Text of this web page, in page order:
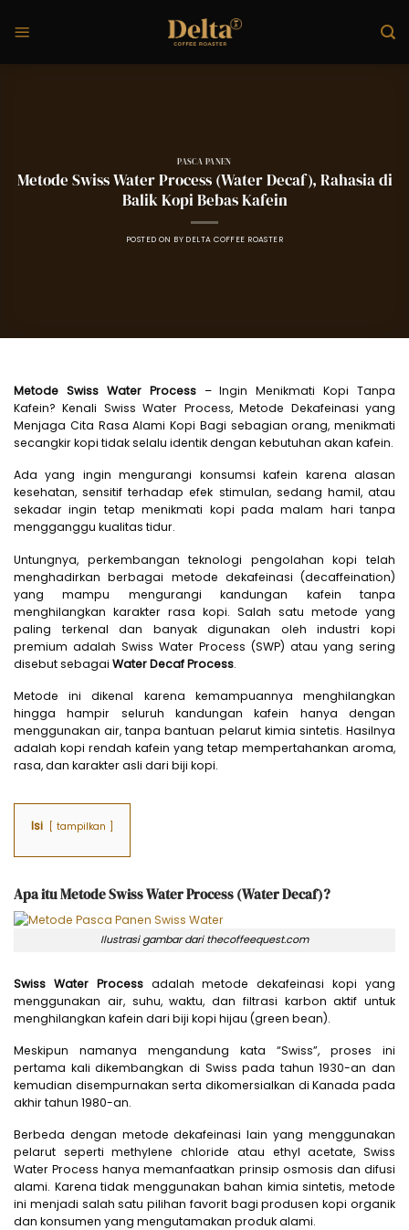
content
PASCA PANEN
Metode Swiss Water Process (Water Decaf), Rahasia di
Balik Kopi Bebas Kafein
POSTED ON BY DELTA COFFEE ROASTER
Metode Swiss Water Process– Ingin Menikmati Kopi Tanpa
Kafein? Kenali Swiss Water Process, Metode Dekafeinasi yang
Menjaga Cita Rasa Alami Kopi Bagi sebagian orang, menikmati
secangkir kopi tidak selalu identik dengan kebutuhan akan kafein.
Ada yang ingin mengurangi konsumsi kafein karena alasan
kesehatan, sensitif terhadap efek stimulan, sedang hamil, atau
sekadar ingin tetap menikmati kopi pada malam hari tanpa
mengganggu kualitas tidur.
Untungnya, perkembangan teknologi pengolahan kopi telah
menghadirkan berbagai metode dekafeinasi (decaffeination)
yang mampu mengurangi kandungan kafein tanpa
menghilangkan karakter rasa kopi. Salah satu metode yang
paling terkenal dan banyak digunakan oleh industri kopi
premium adalah Swiss Water Process (SWP) atau yang sering
disebut sebagai Water Decaf Process.
Metode ini dikenal karena kemampuannya menghilangkan
hingga hampir seluruh kandungan kafein hanya dengan
menggunakan air, tanpa bantuan pelarut kimia sintetis. Hasilnya
adalah kopi rendah kafein yang tetap mempertahankan aroma,
rasa, dan karakter asli dari biji kopi.
Isi tampilkan
Apa itu Metode Swiss Water Process (Water Decaf)?
Ilustrasi gambar dari thecoffeequest.com
Swiss Water Processadalah metode dekafeinasi kopi yang
menggunakan air, suhu, waktu, dan filtrasi karbon aktif untuk
menghilangkan kafein dari biji kopi hijau (green bean).
Meskipun namanya mengandung kata “Swiss”, proses ini
pertama kali dikembangkan di Swiss pada tahun 1930-an dan
kemudian disempurnakan serta dikomersialkan di Kanada pada
akhir tahun 1980-an.
Berbeda dengan metode dekafeinasi lain yang menggunakan
pelarut seperti methylene chloride atau ethyl acetate, Swiss
Water Process hanya memanfaatkan prinsip osmosis dan difusi
alami. Karena tidak menggunakan bahan kimia sintetis, metode
ini menjadi salah satu pilihan favorit bagi produsen kopi organik
dan konsumen yang mengutamakan produk alami.